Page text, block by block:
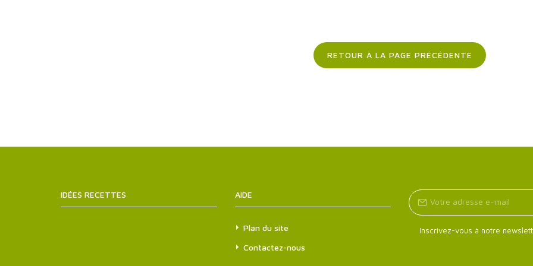
RETOUR À LA PAGE PRÉCÉDENTE
IDÉES RECETTES AIDE
Plan du site
Contactez-nous
Inscrivez-vous à notre